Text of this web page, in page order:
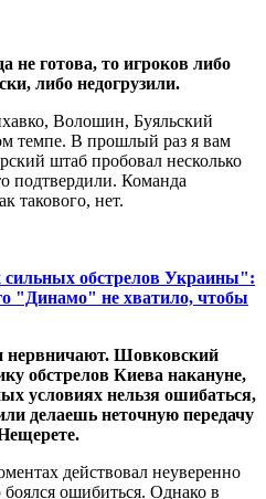
не готова, то игроков либо
либо недогрузили.
Волошин, Буяльский
темпе. В прошлый раз я вам
штаб пробовал несколько
подтвердили. Команда
такового, нет.
обстрелов Украины":
"Динамо" не хватило, чтобы
нервничают. Шовковский
обстрелов Киева накануне,
условиях нельзя ошибаться,
делаешь неточную передачу
действовал неуверенно
ошибиться. Однако в